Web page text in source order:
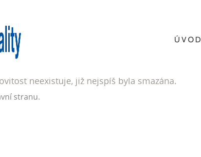
ÚVOD
neexistuje, již nejspíš byla smazána.
stranu.